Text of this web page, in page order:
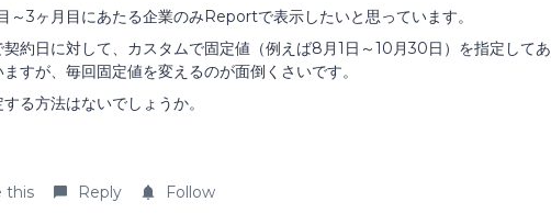
～3ヶ月目にあたる企業のみReportで表示したいと思っています。
約日に対して、カスタムで固定値（例えば8月1日～10月30日）を指定してあ
すが、毎回固定値を変えるのが面倒くさいです。
る方法はないでしょうか。
this Reply Follow